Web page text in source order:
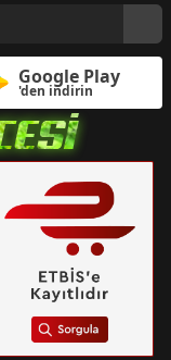
Google Play
'den indirin